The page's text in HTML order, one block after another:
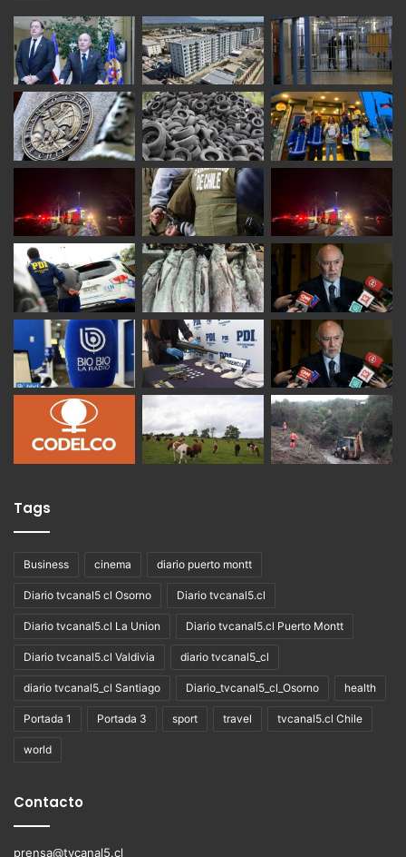
Tags
Business cinema diario puerto montt
Diario tvcanal5 cl Osorno Diario tvcanal5.cl
Diario tvcanal5.cl La Union Diario tvcanal5.cl Puerto Montt
Diario tvcanal5.cl Valdivia diario tvcanal5_cl
diario tvcanal5_cl Santiago Diario_tvcanal5_cl_Osorno health
Portada 1 Portada 3 sport travel tvcanal5.cl Chile
world
Contacto
prensa@tvcanal5.cl